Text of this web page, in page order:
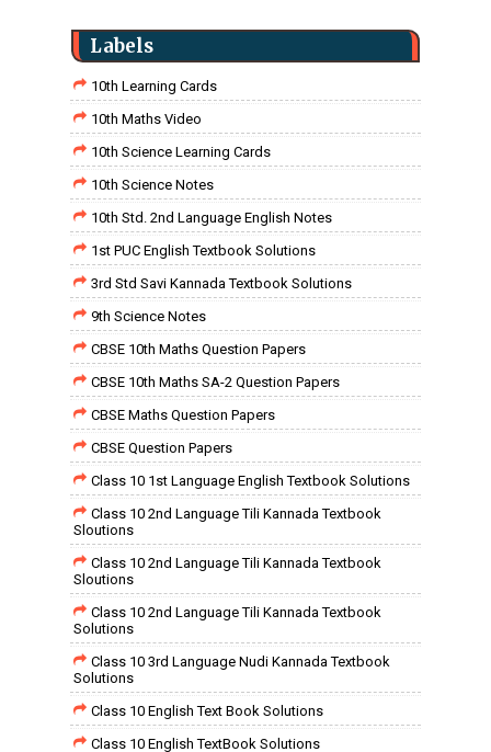
Labels
10th Learning Cards
10th Maths Video
10th Science Learning Cards
10th Science Notes
10th Std. 2nd Language English Notes
1st PUC English Textbook Solutions
3rd Std Savi Kannada Textbook Solutions
9th Science Notes
CBSE 10th Maths Question Papers
CBSE 10th Maths SA-2 Question Papers
CBSE Maths Question Papers
CBSE Question Papers
Class 10 1st Language English Textbook Solutions
Class 10 2nd Language Tili Kannada Textbook
Sloutions
Class 10 2nd Language Tili Kannada Textbook
Sloutions
Class 10 2nd Language Tili Kannada Textbook
Solutions
Class 10 3rd Language Nudi Kannada Textbook
Solutions
Class 10 English Text Book Solutions
Class 10 English TextBook Solutions